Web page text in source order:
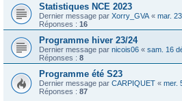
Statistiques NCE 2023
Dernier message par Xorry_GVA « mar.
Réponses : 16
Programme hiver 23/24
Dernier message par nicois06 « sam. 16
Réponses : 8
Programme été S23
Dernier message par CARPIQUET « mer.
Réponses : 87